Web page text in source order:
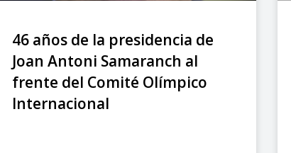
46 años de la presidencia de
Joan Antoni Samaranch al
frente del Comité Olímpico
Internacional